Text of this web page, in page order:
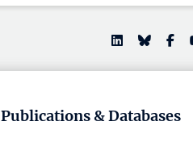
Publications & Databases